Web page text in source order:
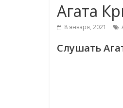
Агата
8 января, 2021
Слушать